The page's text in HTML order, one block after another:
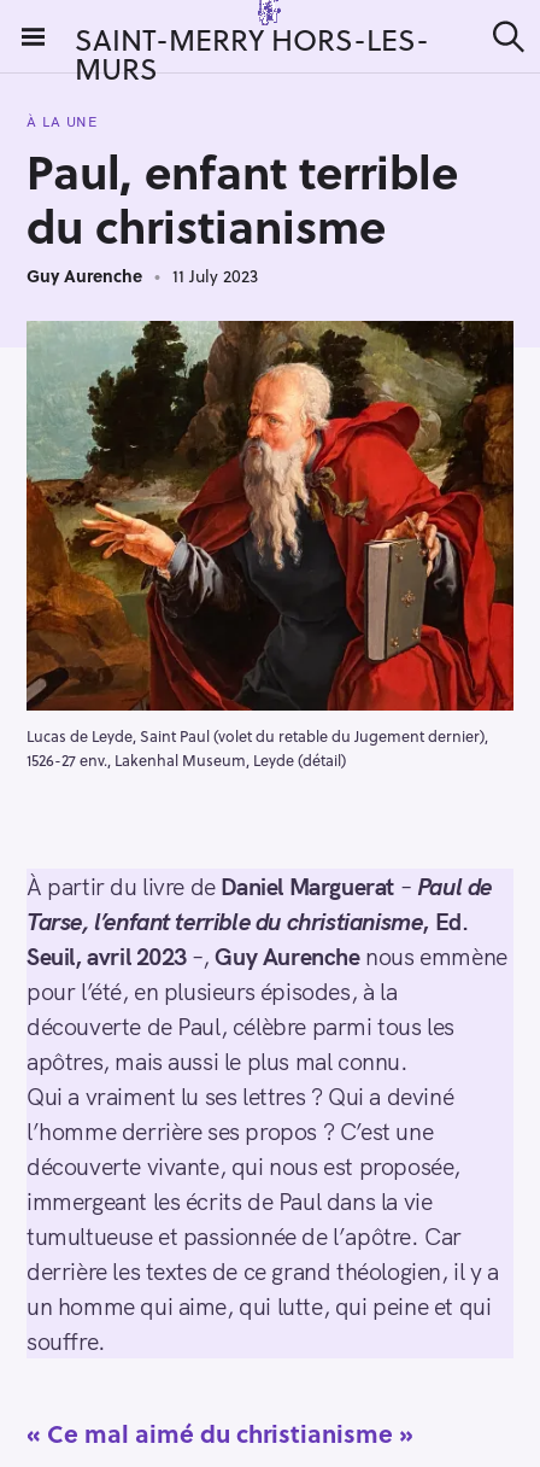
i
SAINT-MERRY HORS-LES-
MURS e
À LA UNE
Paul, enfant terrible
du christianisme
Guy Aurenche 11 July 2023
Lucas de Leyde, Saint Paul (volet du retable du Jugement dernier),
1526-27 env., Lakenhal Museum, Leyde (détail)
À partir du livre de Daniel Marguerat – Paul de
Tarse, l’enfant terrible du christianisme, Ed.
Seuil, avril 2023 –,Guy Aurenchenous emmène
pour l’été, en plusieurs épisodes, à la
découverte de Paul, célèbre parmi tous les
apôtres, mais aussi le plus mal connu.
Qui a vraiment lu ses lettres ? Qui a deviné
l’homme derrière ses propos ? C’est une
découverte vivante, qui nous est proposée,
immergeant les écrits de Paul dans la vie
tumultueuse et passionnée de l’apôtre. Car
derrière les textes de ce grand théologien, il y a
un homme qui aime, qui lutte, qui peine et qui
souffre.
« Ce mal aimé du christianisme »